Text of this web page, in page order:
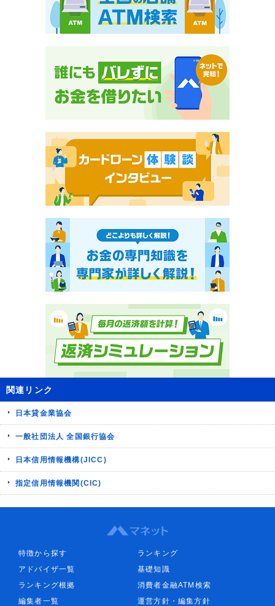
関連リンク
日本貸金業協会
一般社団法人 全国銀行協会
日本信用情報機構(JICC)
指定信用情報機関(CIC)
特徴から探す
ランキング
アドバイザ一覧
基礎知識
ランキング根拠
消費者金融ATM検索
編集者一覧
運営方針・編集方針